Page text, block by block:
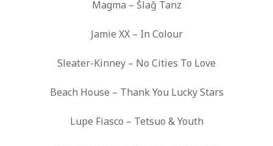
Magma – Šlaǧ Tanz
Jamie XX – In Colour
Sleater-Kinney – No Cities To Love
Beach House – Thank You Lucky Stars
Lupe Fiasco – Tetsuo & Youth